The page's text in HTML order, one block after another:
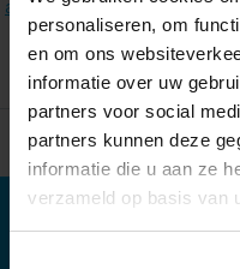
personaliseren, om
en om ons
informatie over uw
partners voor social
partners kunnen deze
informatie die u aan ze
verzameld op basis van
alle filters.
Home Partners
Partners